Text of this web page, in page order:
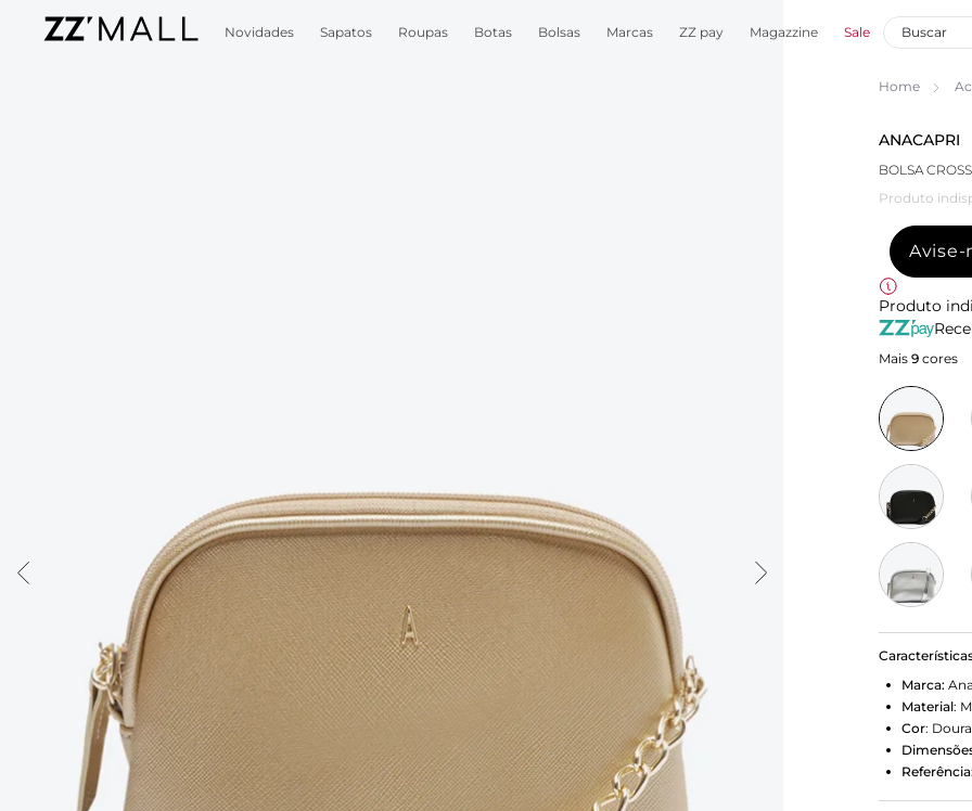
Novidades Sapatos Roupas Botas Bolsas Marcas ZZ pay Magazzine Sale
Home
ANACAPRI
BOLSA
Produto
Avise-
Produto
Mais 9 cores
Marca:
Material:
Cor:
Referência: